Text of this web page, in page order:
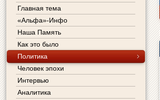
Главная тема
«Альфа»-Инфо
Наша Память
Как это было
Политика
Человек эпохи
Интервью
Аналитика